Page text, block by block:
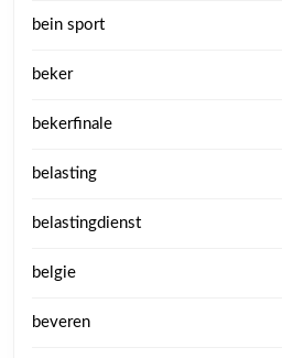
bein sport
beker
bekerfinale
belasting
belastingdienst
belgie
beveren